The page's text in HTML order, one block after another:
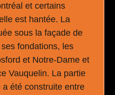
et certains
est hantée. La
sous la façade de
ses fondations, les
et Notre-Dame et
Vauquelin. La partie
été construite entre